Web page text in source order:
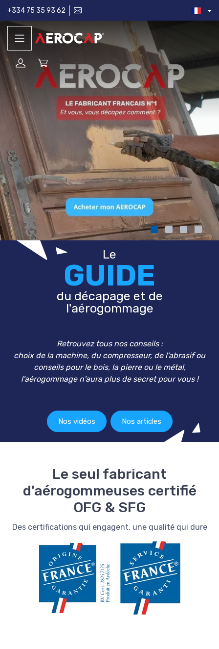
+334 75 35 93 62
Le
GUIDE
du décapage et de
l'aérogommage
Retrouvez tous nos conseils :
choix de la machine, du compresseur, de l'abrasif ou
conseils pour le bois, la pierre ou le métal,
l'aérogommage n'aura plus de secret pour vous !
Nos vidéos Nos articles
Le seul fabricant
d'aérogommeuses certifié
OFG & SFG
Des certifications qui engagent, une qualité qui dure